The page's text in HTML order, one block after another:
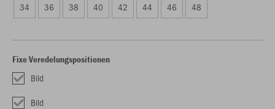
34 36 38 40 42 44 46 48
Fixe Veredelungspositionen
Bild
Bild